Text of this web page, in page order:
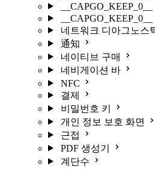
__CAPGO_KEEP_0__
__CAPGO_KEEP_0__
네트워크 디아그노스
通知
네이티브 구매
네비게이션 바
NFC
결제
비밀번호 키
개인 정보 보호 화면
근접
PDF 생성기
계단수